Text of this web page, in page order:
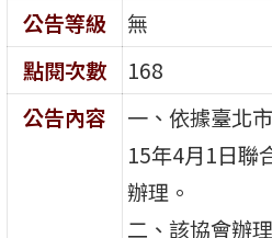
公告等級
無
點閱次數
168
公告內容
一、依據臺北
15年4月1日聯
辦理。
二、該協會辦